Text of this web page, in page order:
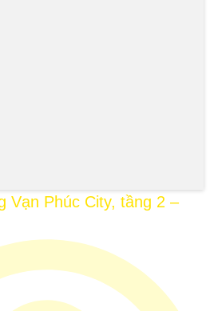
Vạn Phúc City, tầng 2 –